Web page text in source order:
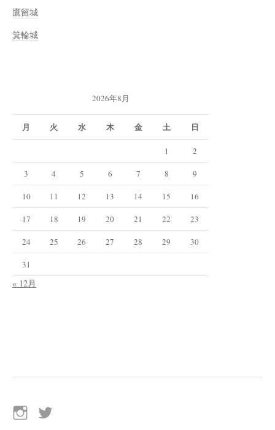
鷹留城
箕輪城
2026年8月
月 火 水 木 金 土 日
1 2
3 4 5 6 7 8 9
10 11 12 13 14 15 16
17 18 19 20 21 22 23
24 25 26 27 28 29 30
31
« 12月